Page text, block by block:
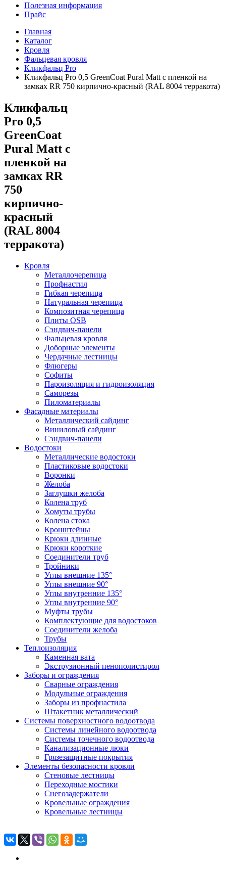
Полезная информация
Прайс
Главная
Каталог
Кровля
Фальцевая кровля
Кликфальц Pro
Кликфальц Pro 0,5 GreenСoat Pural Matt с пленкой на
замках RR 750 кирпично-красный (RAL 8004 терракота)
Кликфальц
Pro 0,5
GreenСoat
Pural Matt с
пленкой на
замках RR
750
кирпично-
красный
(RAL 8004
терракота)
Кровля
Металлочерепица
Профнастил
Гибкая черепица
Натуральная черепица
Композитная черепица
Плиты OSB
Сэндвич-панели
Фальцевая кровля
Доборные элементы
Чердачные лестницы
Флюгеры
Софиты
Пароизоляция и гидроизоляция
Саморезы
Пиломатериалы
Фасадные материалы
Металлический сайдинг
Виниловый сайдинг
Сэндвич-панели
Водостоки
Металлические водостоки
Пластиковые водостоки
Воронки
Желоба
Заглушки желоба
Колена труб
Хомуты трубы
Колена стока
Кронштейны
Крюки длинные
Крюки короткие
Соединители труб
Тройники
Углы внешние 135°
Углы внешние 90°
Углы внутренние 135°
Углы внутренние 90°
Муфты трубы
Комплектующие для водостоков
Соединители желоба
Трубы
Теплоизоляция
Каменная вата
Экструзионный пенополистирол
Заборы и ограждения
Сварные ограждения
Модульные ограждения
Заборы из профнастила
Штакетник металлический
Системы поверхностного водоотвода
Системы линейного водоотвода
Системы точечного водоотвода
Канализационные люки
Грязезащитные покрытия
Элементы безопасности кровли
Стеновые лестницы
Переходные мостики
Снегозадержатели
Кровельные ограждения
Кровельные лестницы